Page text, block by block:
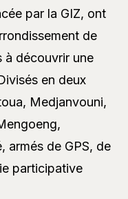
par la GIZ, ont
de
à découvrir une
en deux
Medjanvouni,
armés de GPS, de
participative